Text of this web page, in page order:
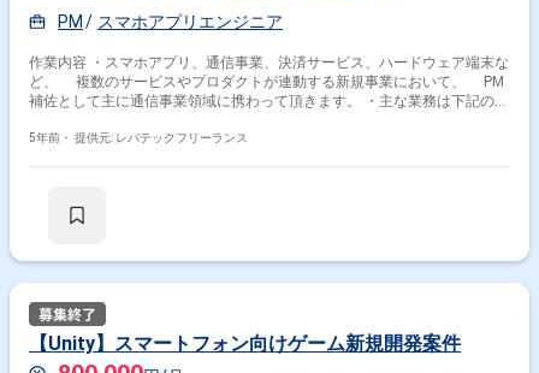
PM
スマホアプリエンジニア
作業内容 ・スマホアプリ、通信事業、決済サービス、ハードウェア端末な
ど、 複数のサービスやプロダクトが連動する新規事業において、 PM
補佐として主に通信事業領域に携わって頂きます。 ・主な業務は下記の通
-懸案事項の整理 -外部の関連業者との折衝や調整 -社内の関連部署と
5年前・ 提供元: レバテックフリーランス
【Unity】スマートフォン向けゲーム新規開発案件